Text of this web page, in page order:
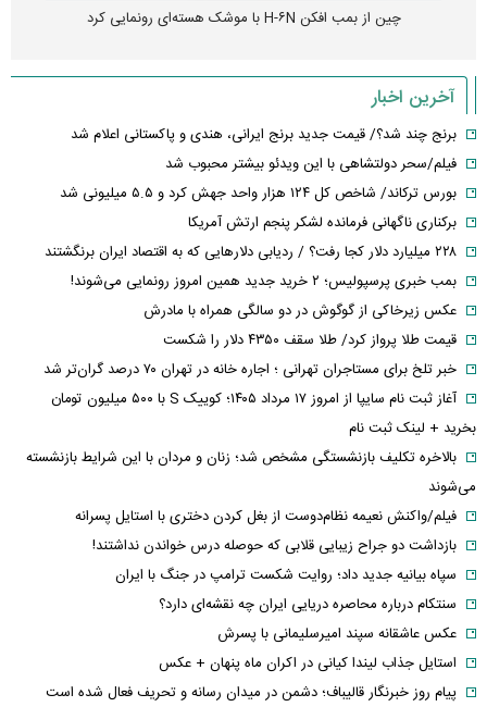
چین از بمب افکن H-۶N با موشک هسته‌ای رونمایی کرد
آخرین اخبار
برنج چند شد؟/ قیمت جدید برنج ایرانی، هندی و پاکستانی اعلام شد
فیلم/سحر دولتشاهی با این ویدئو بیشتر محبوب شد
بورس ترکاند/ شاخص کل ۱۲۴ هزار واحد جهش کرد و ۵.۵ میلیونی شد
برکناری ناگهانی فرمانده لشکر پنجم ارتش آمریکا
۲۲۸ میلیارد دلار کجا رفت؟ / ردیابی دلارهایی که به اقتصاد ایران برنگشتند
بمب خبری پرسپولیس؛ ۲ خرید جدید همین امروز رونمایی می‌شوند!
عکس زیرخاکی از گوگوش در دو سالگی همراه با مادرش
قیمت طلا پرواز کرد/ طلا سقف ۴۳۵۰ دلار را شکست
خبر تلخ برای مستاجران تهرانی ؛ اجاره خانه در تهران ۷۰ درصد گران‌تر شد
آغاز ثبت نام سایپا از امروز ۱۷ مرداد ۱۴۰۵؛ کوییک S با ۵۰۰ میلیون تومان
بخرید + لینک ثبت نام
بالاخره تکلیف بازنشستگی مشخص شد؛ زنان و مردان با این شرایط بازنشسته
می‌شوند
فیلم/واکنش نعیمه نظام‌دوست از بغل کردن دختری با استایل پسرانه
بازداشت دو جراح زیبایی قلابی که حوصله درس خواندن نداشتند!
سپاه بیانیه جدید داد؛ روایت شکست ترامپ در جنگ با ایران
سنتکام درباره محاصره دریایی ایران چه نقشه‌ای دارد؟
عکس عاشقانه سپند امیرسلیمانی با پسرش
استایل جذاب لیندا کیانی در اکران ماه پنهان + عکس
پیام روز خبرنگار قالیباف؛ دشمن در میدان رسانه و تحریف فعال شده است